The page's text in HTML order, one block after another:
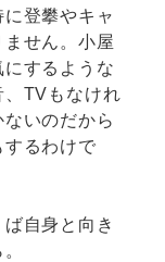
登攀やキャ
せん。小屋
するような
、TVもなけれ
いのだから
るわけで
自身と向き